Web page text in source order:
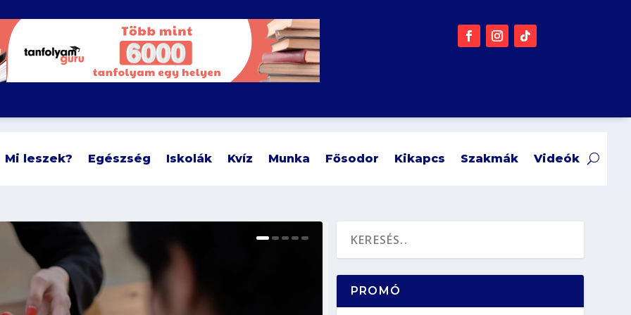
Mi leszek? Egészség Iskolák Kvíz Munka Fősodor Kikapcs Szakmák Videók
PROMÓ